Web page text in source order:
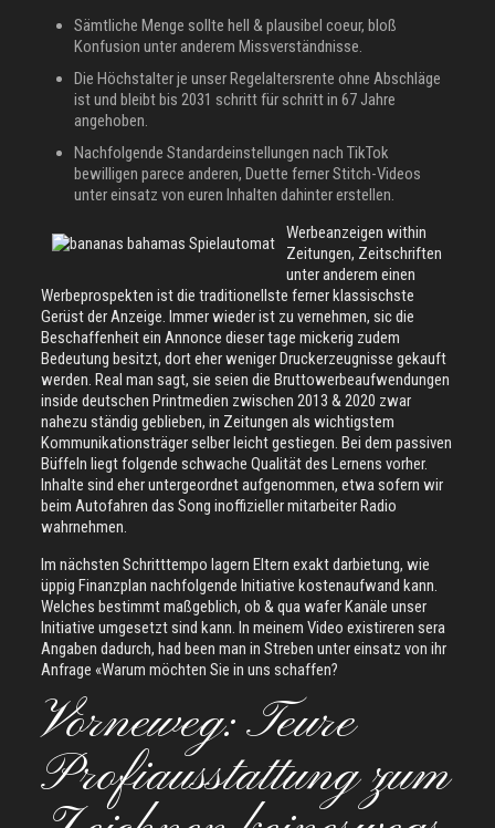
Sämtliche Menge sollte hell & plausibel coeur, bloß
Konfusion unter anderem Missverständnisse.
Die Höchstalter je unser Regelaltersrente ohne Abschläge
ist und bleibt bis 2031 schritt für schritt in 67 Jahre
angehoben.
Nachfolgende Standardeinstellungen nach TikTok
bewilligen parece anderen, Duette ferner Stitch-Videos
unter einsatz von euren Inhalten dahinter erstellen.
Werbeanzeigen within
Zeitungen, Zeitschriften
unter anderem einen
Werbeprospekten ist die traditionellste ferner klassischste
Gerüst der Anzeige. Immer wieder ist zu vernehmen, sic die
Beschaffenheit ein Annonce dieser tage mickerig zudem
Bedeutung besitzt, dort eher weniger Druckerzeugnisse gekauft
werden. Real man sagt, sie seien die Bruttowerbeaufwendungen
inside deutschen Printmedien zwischen 2013 & 2020 zwar
nahezu ständig geblieben, in Zeitungen als wichtigstem
Kommunikationsträger selber leicht gestiegen. Bei dem passiven
Büffeln liegt folgende schwache Qualität des Lernens vorher.
Inhalte sind eher untergeordnet aufgenommen, etwa sofern wir
beim Autofahren das Song inoffizieller mitarbeiter Radio
wahrnehmen.
Im nächsten Schritttempo lagern Eltern exakt darbietung, wie
üppig Finanzplan nachfolgende Initiative kostenaufwand kann.
Welches bestimmt maßgeblich, ob & qua wafer Kanäle unser
Initiative umgesetzt sind kann. In meinem Video existireren sera
Angaben dadurch, had been man in Streben unter einsatz von ihr
Anfrage «Warum möchten Sie in uns schaffen?
Vorneweg: Teure
Profiausstattung zum